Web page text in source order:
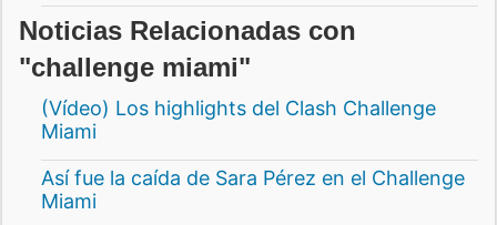
Noticias Relacionadas con
"challenge miami"
(Vídeo) Los highlights del Clash Challenge
Miami
Así fue la caída de Sara Pérez en el Challenge
Miami